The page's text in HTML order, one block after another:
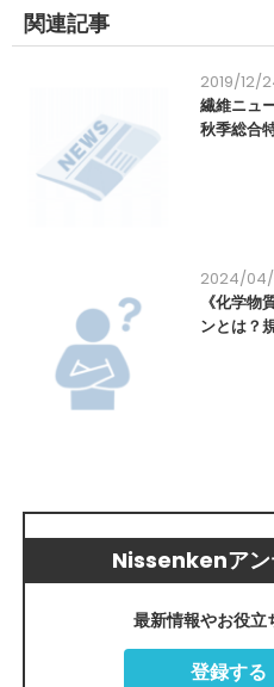
関連記事
2019/12/
繊維ニ
秋季総合
2024/
《化学
ンとは？
Nissenkenア
最新情報やお役立
登録する